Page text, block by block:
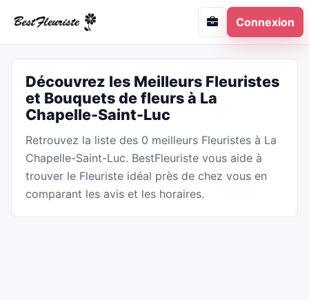
Connexion
Découvrez les Meilleurs Fleuristes
et Bouquets de fleurs à La
Chapelle-Saint-Luc
Retrouvez la liste des 0 meilleurs Fleuristes à La
Chapelle-Saint-Luc. BestFleuriste vous aide à
trouver le Fleuriste idéal près de chez vous en
comparant les avis et les horaires.